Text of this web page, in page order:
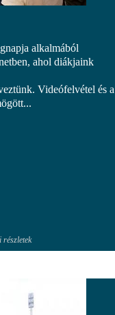
alkalmából
ahol diákjaink
Videófelvétel és a
részletek